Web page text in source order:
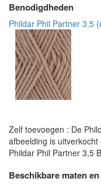
Benodigdheden
Phildar Phil Partner 3,5
Zelf toevoegen : De
afbeelding is
Phildar Phil Partner 3,5
Beschikbare maten